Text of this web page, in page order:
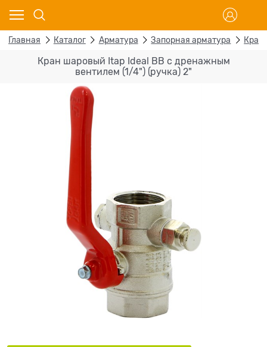
Главная Каталог Арматура Запорная арматура
Кран шаровый Itap Ideal ВВ с дренажным
вентилем (1/4") (ручка) 2"